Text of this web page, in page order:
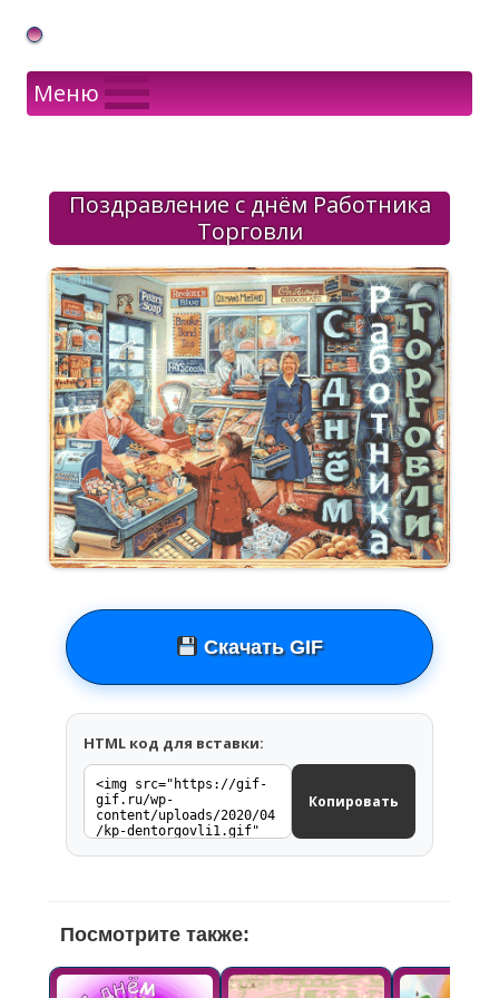
Gif Открытки в подарок
Меню
Поздравление с днём Работника
Торговли
Скачать GIF
HTML код для вставки:
Копировать
Посмотрите также: